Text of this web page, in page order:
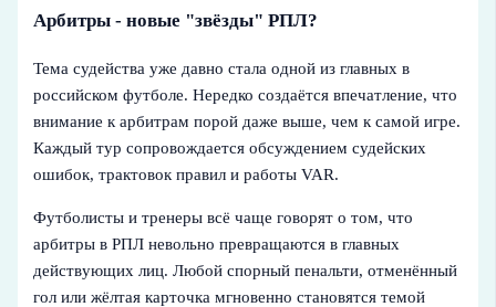
Арбитры - новые "звёзды" РПЛ?
Тема судейства уже давно стала одной из главных в
российском футболе. Нередко создаётся впечатление, что
внимание к арбитрам порой даже выше, чем к самой игре.
Каждый тур сопровождается обсуждением судейских
ошибок, трактовок правил и работы VAR.
Футболисты и тренеры всё чаще говорят о том, что
арбитры в РПЛ невольно превращаются в главных
действующих лиц. Любой спорный пенальти, отменённый
гол или жёлтая карточка мгновенно становятся темой